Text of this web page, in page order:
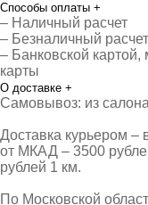
Способы оплаты +
– Наличный расчет
– Безналичный
– Банковской
карты
О доставке +
Самовывоз: из
Доставка курьером –
от МКАД – 3500
рублей 1 км.
По Московской